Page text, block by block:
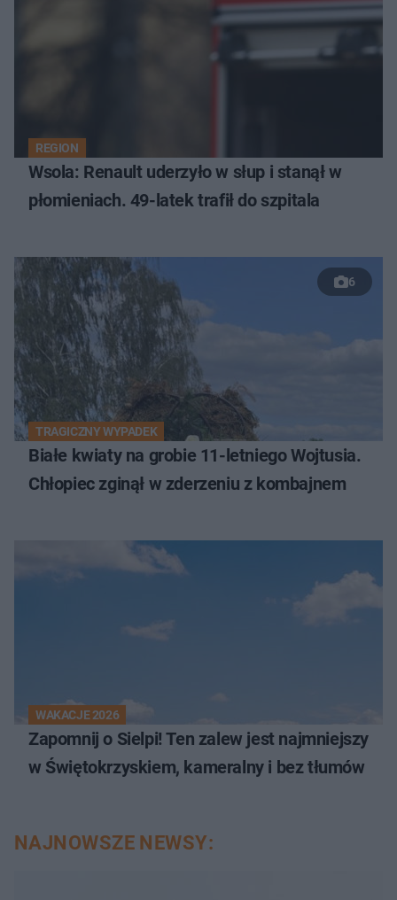
REGION
Wsola: Renault uderzyło w słup i stanął w
płomieniach. 49-latek trafił do szpitala
6
TRAGICZNY WYPADEK
Białe kwiaty na grobie 11-letniego Wojtusia.
Chłopiec zginął w zderzeniu z kombajnem
WAKACJE 2026
Zapomnij o Sielpi! Ten zalew jest najmniejszy
w Świętokrzyskiem, kameralny i bez tłumów
NAJNOWSZE NEWSY: